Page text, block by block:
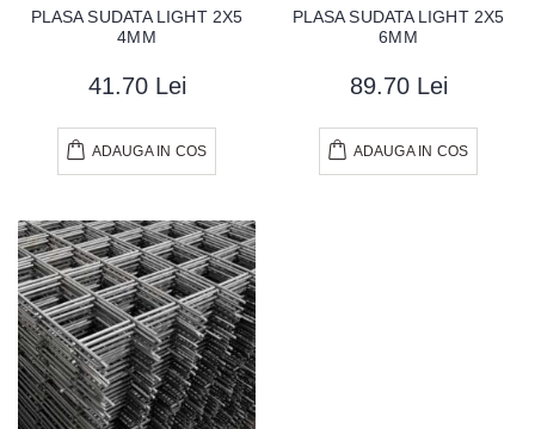
PLASA SUDATA LIGHT 2X5
4MM
41.70 Lei
ADAUGA IN COS
PLASA SUDATA LIGHT 2X5
6MM
89.70 Lei
ADAUGA IN COS